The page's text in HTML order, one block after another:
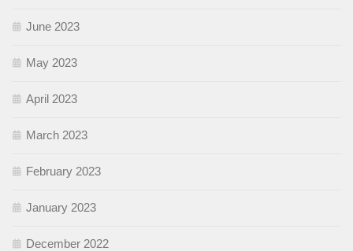
June 2023
May 2023
April 2023
March 2023
February 2023
January 2023
December 2022